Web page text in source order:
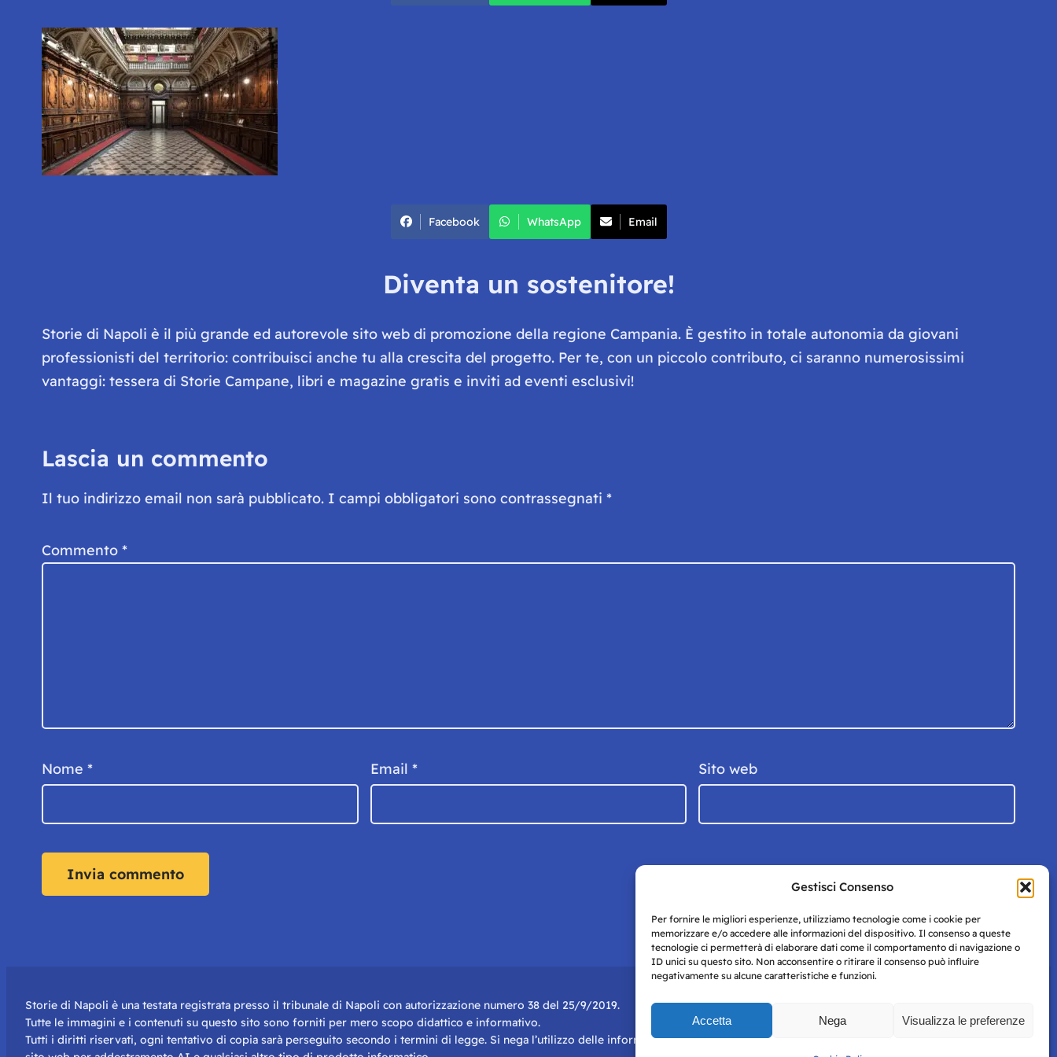
Gestisci Consenso
Per fornire le migliori esperienze, utilizziamo tecnologie come i cookie per
memorizzare e/o accedere alle informazioni del dispositivo. Il consenso a queste
tecnologie ci permetterà di elaborare dati come il comportamento di navigazione o
ID unici su questo sito. Non acconsentire o ritirare il consenso può influire
negativamente su alcune caratteristiche e funzioni.
Accetta Nega Visualizza le preferenze
Facebook WhatsApp Email
Diventa un sostenitore!
Storie di Napoli è il più grande ed autorevole sito web di promozione della regione Campania. È gestito in totale autonomia da giovani
professionisti del territorio: contribuisci anche tu alla crescita del progetto. Per te, con un piccolo contributo, ci saranno numerosissimi
vantaggi: tessera di Storie Campane, libri e magazine gratis e inviti ad eventi esclusivi!
Lascia un commento
Il tuo indirizzo email non sarà pubblicato. I campi obbligatori sono contrassegnati *
Commento *
Nome * Email * Sito web
Storie di Napoli è una testata registrata presso il tribunale di Napoli con autorizzazione numero 38 del 25/9/2019.
Tutte le immagini e i contenuti su questo sito sono forniti per mero scopo didattico e informativo.
Tutti i diritti riservati, ogni tentativo di copia sarà perseguito secondo i termini di legge. Si nega l’utilizzo delle informazioni in questo Policy